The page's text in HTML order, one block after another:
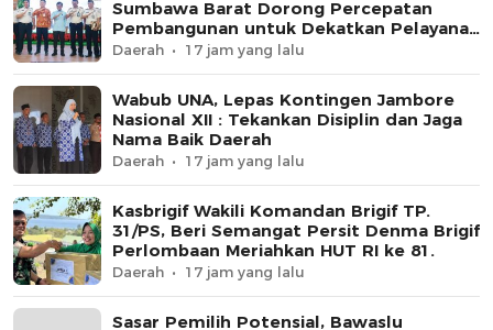
Sumbawa Barat Dorong Percepatan
Pembangunan untuk Dekatkan Pelayanan
Pemasyarakatan
Daerah 17 jam yang lalu
Wabub UNA, Lepas Kontingen Jambore
Nasional XII : Tekankan Disiplin dan Jaga
Nama Baik Daerah
Daerah 17 jam yang lalu
Kasbrigif Wakili Komandan Brigif TP.
31/PS, Beri Semangat Persit Denma Brigif
Perlombaan Meriahkan HUT RI ke 81.
Daerah 17 jam yang lalu
Sasar Pemilih Potensial, Bawaslu